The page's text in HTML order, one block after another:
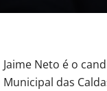
Jaime Neto é o
Municipal das